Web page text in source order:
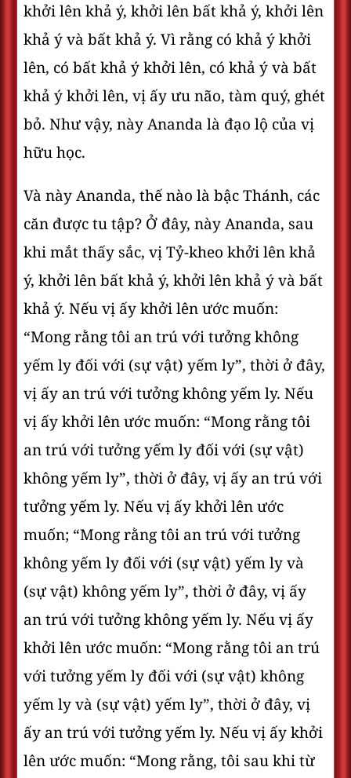
khởi lên khả ý, khởi lên bất khả ý, khởi lên
khả ý và bất khả ý. Vì rằng có khả ý khởi
lên, có bất khả ý khởi lên, có khả ý và bất
khả ý khởi lên, vị ấy ưu não, tàm quý, ghét
bỏ. Như vậy, này Ananda là đạo lộ của vị
hữu học.
Và này Ananda, thế nào là bậc Thánh, các
căn được tu tập? Ở đây, này Ananda, sau
khi mắt thấy sắc, vị Tỷ-kheo khởi lên khả
ý, khởi lên bất khả ý, khởi lên khả ý và bất
khả ý. Nếu vị ấy khởi lên ước muốn:
“Mong rằng tôi an trú với tưởng không
yếm ly đối với (sự vật) yếm ly”, thời ở đây,
vị ấy an trú với tưởng không yếm ly. Nếu
vị ấy khởi lên ước muốn: “Mong rằng tôi
an trú với tưởng yếm ly đối với (sự vật)
không yếm ly”, thời ở đây, vị ấy an trú với
tưởng yếm ly. Nếu vị ấy khởi lên ước
muốn; “Mong rằng tôi an trú với tưởng
không yếm ly đối với (sự vật) yếm ly và
(sự vật) không yếm ly”, thời ở đây, vị ấy
an trú với tưởng không yếm ly. Nếu vị ấy
khởi lên ước muốn: “Mong rằng tôi an trú
với tưởng yếm ly đối với (sự vật) không
yếm ly và (sự vật) yếm ly”, thời ở đây, vị
ấy an trú với tưởng yếm ly. Nếu vị ấy khởi
lên ước muốn: “Mong rằng, tôi sau khi từ